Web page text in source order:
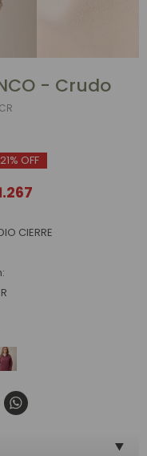
- Crudo
21
CIERRE
